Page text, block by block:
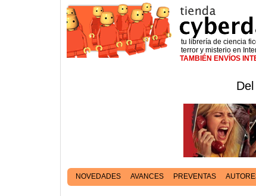
tu librería de ciencia
terror y misterio en
TAMBIÉN ENVÍOS
NOVEDADES AVANCES PREVENTAS